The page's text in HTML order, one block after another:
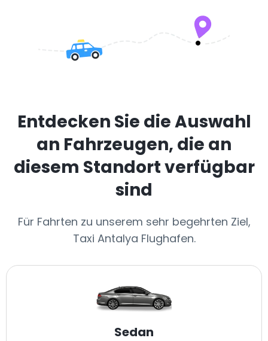
Entdecken Sie die Auswahl
an Fahrzeugen, die an
diesem Standort verfügbar
sind
Für Fahrten zu unserem sehr begehrten Ziel,
Taxi Antalya Flughafen.
Sedan